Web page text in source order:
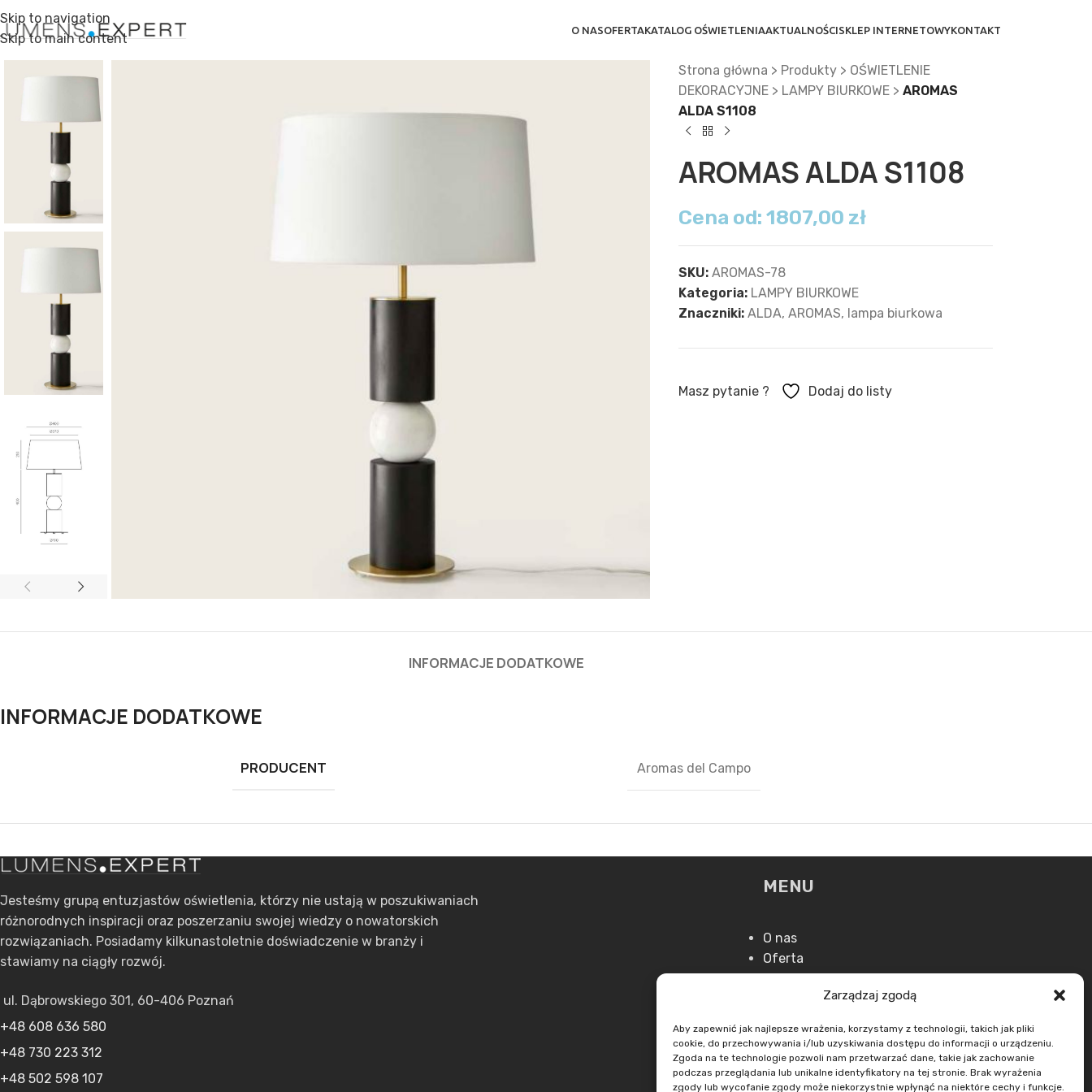
Zarządzaj zgodą
Aby zapewnić jak najlepsze wrażenia, korzystamy z technologii, takich jak pliki
cookie, do przechowywania i/lub uzyskiwania dostępu do informacji o urządzeniu.
Zgoda na te technologie pozwoli nam przetwarzać dane, takie jak zachowanie
podczas przeglądania lub unikalne identyfikatory na tej stronie. Brak wyrażenia
zgody lub wycofanie zgody może niekorzystnie wpłynąć na niektóre cechy i funkcje.
Skip to navigation
Skip to main content
O NASOFERTAKATALOG OŚWIETLENIAAKTUALNOŚCISKLEP INTERNETOWYKONTAKT
Strona główna > Produkty> OŚWIETLENIE
DEKORACYJNE> LAMPY BIURKOWE> AROMAS
ALDA S1108
AROMAS ALDA S1108
Cena od: 1807,00 zł
SKU: AROMAS-78
Kategoria: LAMPY BIURKOWE
Znaczniki: ALDA, AROMAS, lampa biurkowa
Masz pytanie ? Dodaj do listy
INFORMACJE DODATKOWE
INFORMACJE DODATKOWE
PRODUCENT Aromas del Campo
Jesteśmy grupą entuzjastów oświetlenia, którzy nie ustają w poszukiwaniach
różnorodnych inspiracji oraz poszerzaniu swojej wiedzy o nowatorskich
rozwiązaniach. Posiadamy kilkunastoletnie doświadczenie w branży i
stawiamy na ciągły rozwój.
ul. Dąbrowskiego 301, 60-406 Poznań
+48 608 636 580
+48 730 223 312
+48 502 598 107
MENU
O nas
Oferta
Aktualności